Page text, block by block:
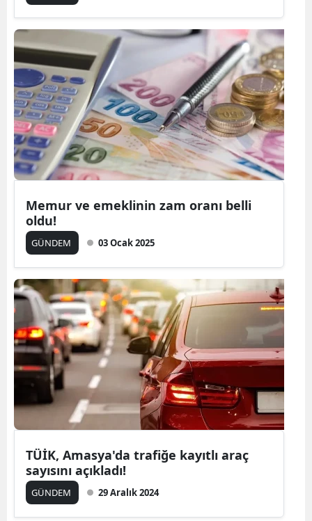
Memur ve emeklinin zam oranı belli
oldu!
GÜNDEM 03 Ocak 2025
TÜİK, Amasya'da trafiğe kayıtlı araç
sayısını açıkladı!
GÜNDEM 29 Aralık 2024